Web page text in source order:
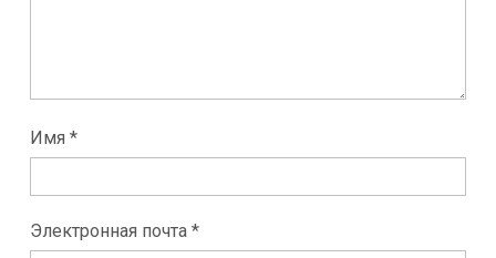
Имя *
Электронная почта *